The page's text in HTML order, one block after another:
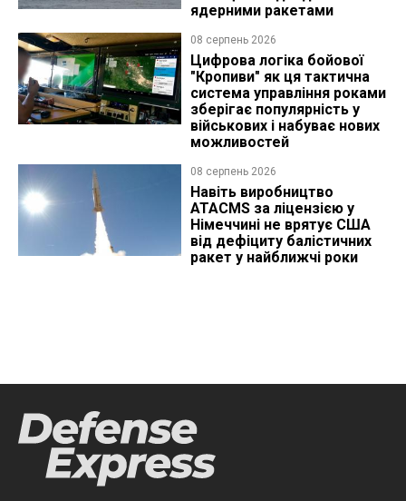
ядерними ракетами
08 серпень 2026
Цифрова логіка бойової
"Кропиви" як ця тактична
система управління роками
зберігає популярність у
військових і набуває нових
можливостей
08 серпень 2026
Навіть виробництво
ATACMS за ліцензією у
Німеччині не врятує США
від дефіциту балістичних
ракет у найближчі роки